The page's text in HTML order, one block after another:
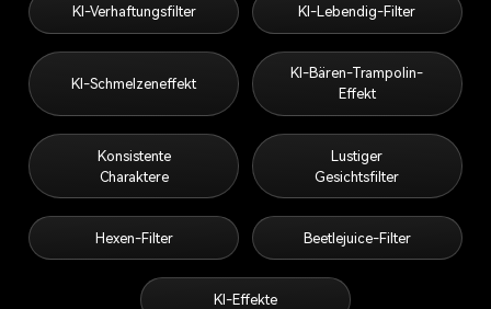
KI-Verhaftungsfilter KI-Lebendig-Filter
KI-Schmelzeneffekt
KI-Bären-Trampolin-
Effekt
Konsistente
Charaktere
Lustiger
Gesichtsfilter
Hexen-Filter Beetlejuice-Filter
KI-Effekte